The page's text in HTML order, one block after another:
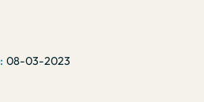
08-03-2023